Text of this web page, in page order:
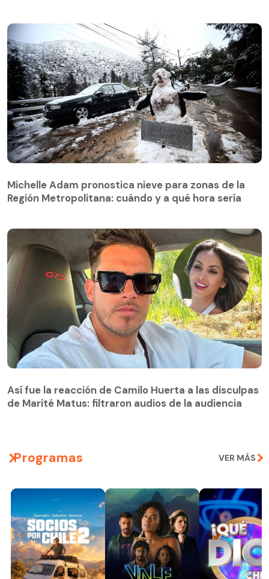
Región Metropolitana: cuándo y a qué hora sería
Michelle Adam pronostica nieve para zonas de la
Región Metropolitana: cuándo y a qué hora sería
Así fue la reacción de Camilo Huerta a las disculpas
de Marité Matus: filtraron audios de la audiencia
Programas VER MÁS